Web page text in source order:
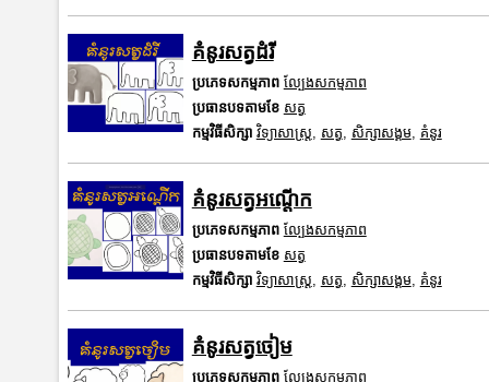
គំនូរសត្វដំរី
ប្រភេទសកម្មភាព ល្បែងសកម្មភាព
ប្រធានបទតាមខែ សត្វ
កម្មវិធីសិក្សា វិទ្យាសាស្រ្ត សត្វ សិក្សាសង្គម, គំនូរ
គំនូរសត្វអណ្តើក
ប្រភេទសកម្មភាព ល្បែងសកម្មភាព
ប្រធានបទតាមខែ សត្វ
កម្មវិធីសិក្សា វិទ្យាសាស្រ្ត សត្វ សិក្សាសង្គម, គំនូរ
គំនូរសត្វចៀម
ប្រភេទសកម្មភាព ល្បែងសកម្មភាព